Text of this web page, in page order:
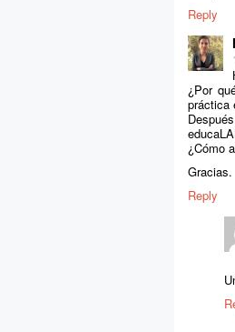
Reply
¿Por
práctica
¿Cómo
Gracias.
Reply